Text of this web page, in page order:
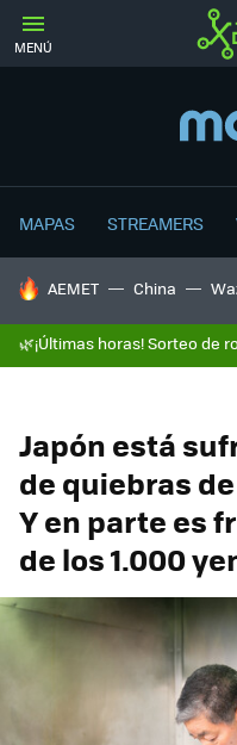
MENÚ
MAPAS STREAMERS
HOY SE HABLA DE
AEMET China
🌿¡Últimas horas! Sorteo de
Japón está
de quiebras
Y en parte es
de los 1.000